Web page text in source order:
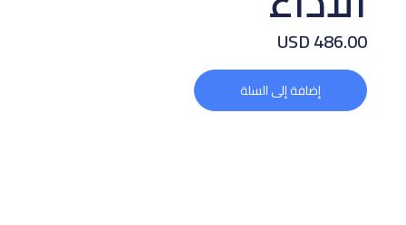
USD486.00
إضافة إلى السلة
ليس لديك حساب ؟